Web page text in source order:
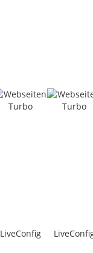
LiveConfig